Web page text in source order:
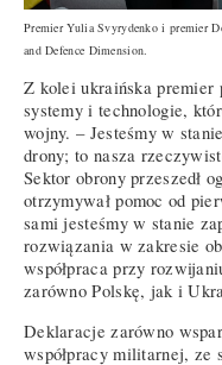
Premier Yulia Svyrydenko i premier
and Defence Dimension.
Z kolei ukraińska premier
systemy i technologie,
wojny. – Jesteśmy w
drony; to nasza
Sektor obrony przeszedł
otrzymywał pomoc od
sami jesteśmy w stanie
rozwiązania w zakresie
współpraca przy
zarówno Polskę, jak i
Deklaracje zarówno
współpracy militarnej, ze